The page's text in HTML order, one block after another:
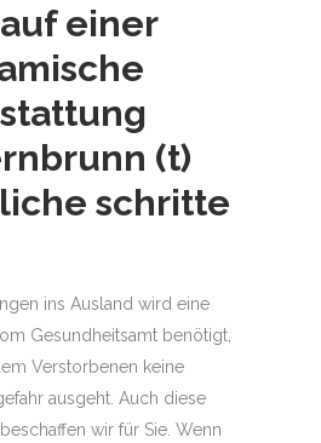
einer
(t)
schritte
ins Ausland wird eine
Gesundheitsamt benötigt,
Verstorbenen keine
ausgeht. Auch diese
wir für Sie. Wenn